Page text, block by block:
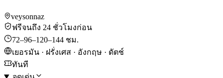
veysonnaz
ฟรีจนถึง 24 ชั่วโมงก่อน
72–96–120–144 ชม.
เยอรมัน · ฝรั่งเศส · อังกฤษ · ดัตช์
ทันที